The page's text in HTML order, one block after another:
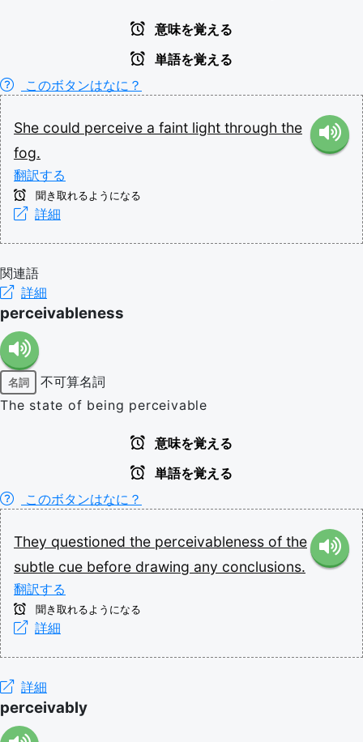
意味を覚える
単語を覚える
このボタンはなに？
She could perceive a faint light through the
fog.
翻訳する
聞き取れるようになる
詳細
関連語
詳細
perceivableness
名詞
不可算名詞
The state of being perceivable
意味を覚える
単語を覚える
このボタンはなに？
They questioned the perceivableness of the
subtle cue before drawing any conclusions.
翻訳する
聞き取れるようになる
詳細
詳細
perceivably